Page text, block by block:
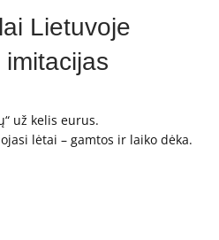
Lietuvoje
už kelis eurus.
lėtai – gamtos ir laiko dėka.